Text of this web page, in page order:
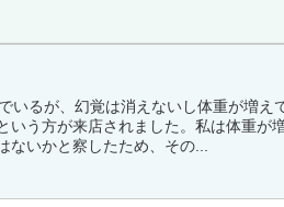
いるが、幻覚は消えないし体重が増え
う方が来店されました。私は体重が
いかと察したため、その...